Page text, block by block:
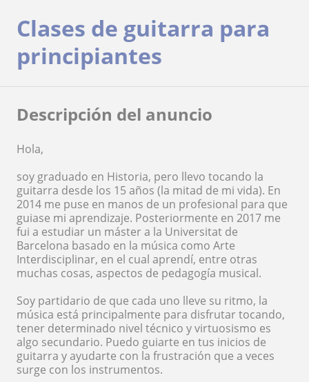
Clases de guitarra para
principiantes
Descripción del anuncio
Hola,
soy graduado en Historia, pero llevo tocando la
guitarra desde los 15 años (la mitad de mi vida). En
2014 me puse en manos de un profesional para que
guiase mi aprendizaje. Posteriormente en 2017 me
fui a estudiar un máster a la Universitat de
Barcelona basado en la música como Arte
Interdisciplinar, en el cual aprendí, entre otras
muchas cosas, aspectos de pedagogía musical.
Soy partidario de que cada uno lleve su ritmo, la
música está principalmente para disfrutar tocando,
tener determinado nivel técnico y virtuosismo es
algo secundario. Puedo guiarte en tus inicios de
guitarra y ayudarte con la frustración que a veces
surge con los instrumentos.